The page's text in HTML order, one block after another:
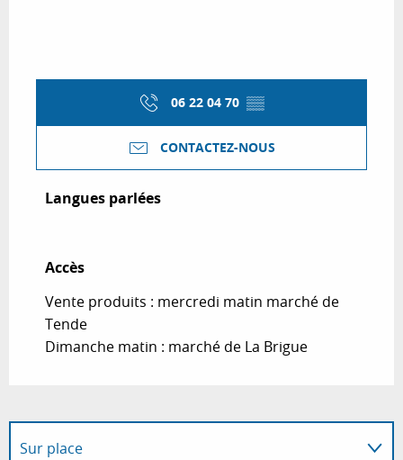
06 22 04 70 ▒▒
CONTACTEZ-NOUS
Langues parlées
Langues parlées
Accès
Accès
Vente produits : mercredi matin marché de
Tende
Dimanche matin : marché de La Brigue
Sur place